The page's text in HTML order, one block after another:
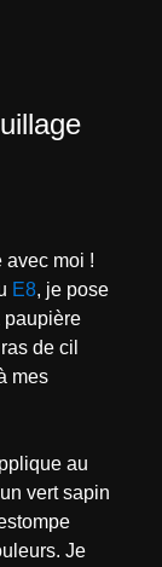
avec moi !
E8, je pose
paupière
de cil
mes
au
vert sapin
Je